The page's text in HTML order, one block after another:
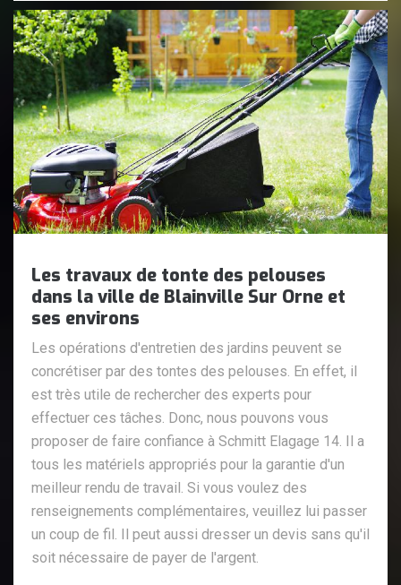
Les travaux de tonte des pelouses
dans la ville de Blainville Sur Orne et
ses environs
Les opérations d'entretien des jardins peuvent se
concrétiser par des tontes des pelouses. En effet, il
est très utile de rechercher des experts pour
effectuer ces tâches. Donc, nous pouvons vous
proposer de faire confiance à Schmitt Elagage 14. Il a
tous les matériels appropriés pour la garantie d'un
meilleur rendu de travail. Si vous voulez des
renseignements complémentaires, veuillez lui passer
un coup de fil. Il peut aussi dresser un devis sans qu'il
soit nécessaire de payer de l'argent.